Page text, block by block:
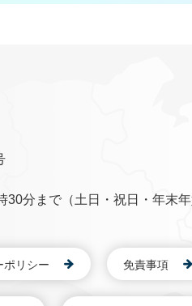
分まで（土日・祝日・年末年
ポリシー 免責事項